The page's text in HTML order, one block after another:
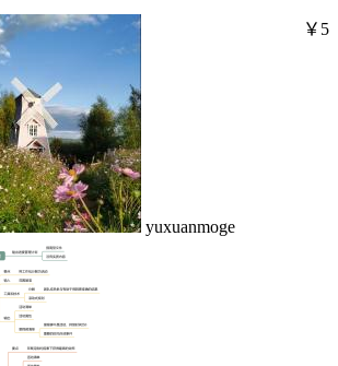
yuxuanmoge
￥5